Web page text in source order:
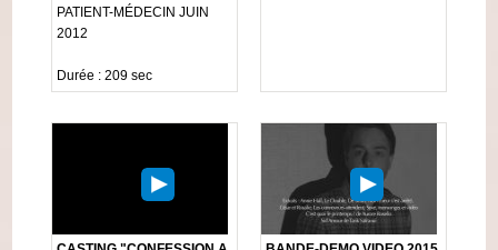
PATIENT-MÉDECIN JUIN
2012
Durée : 209 sec